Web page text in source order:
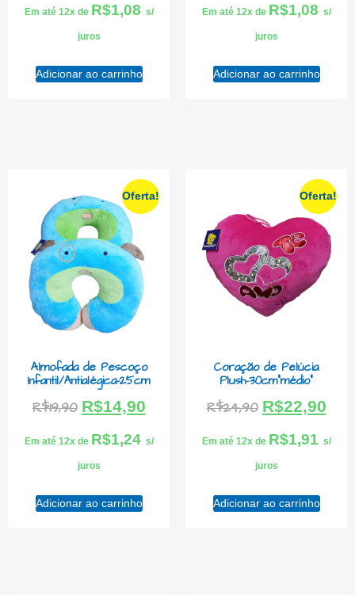
Em até 12x de R$1,08 s/
juros
Adicionar ao carrinho
Em até 12x de R$1,08 s/
juros
Adicionar ao carrinho
Oferta!
Almofada de Pescoço
Infantil/Antialégica-25cm
R$19,90 R$14,90
Em até 12x de R$1,24 s/
juros
Adicionar ao carrinho
Oferta!
Coração de Pelúcia
Plush-30cm”médio”
R$24,90 R$22,90
Em até 12x de R$1,91 s/
juros
Adicionar ao carrinho